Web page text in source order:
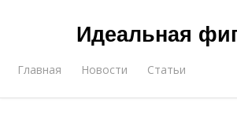
Идеальная
Главная Новости Статьи